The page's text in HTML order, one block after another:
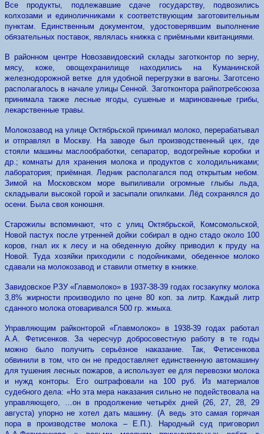
Все продукты, подлежавшие сдаче государству, подвозились
колхозами и единоличниками к соответствующим заготовительным
пунктам. Единственным документом, удостоверявшим выполнение
обязательных поставок, являлась книжка с приёмными квитанциями.
В районном центре Новозавидовский склады заготконтор по зерну,
мясу, коже, овощехранилище находились на Куманинской
железнодорожной ветке для удобной перегрузки в вагоны. Заготсено
располагалось в начале улицы Сенной. Заготконтора райпотребсоюза
принимала также лесные ягоды, сушеные и маринованные грибы,
лекарственные травы.
Молокозавод на улице Октябрьской принимал молоко, перерабатывал
и отправлял в Москву. На заводе был производственный цех, где
стояли машины маслообработки, сепаратор, водогрейные коробки и
др.; комнаты для хранения молока и продуктов с холодильниками;
лаборатория; приёмная. Ледник располагался под открытым небом.
Зимой на Московском море выпиливали огромные глыбы льда,
складывали высокой горой и засыпали опилками. Лёд сохранялся до
осени. Была своя конюшня.
Старожилы вспоминают, что с улиц Октябрьской, Комсомольской,
Новой пастух после утренней дойки собирал в одно стадо около 100
коров, гнал их к лесу и на обеденную дойку приводил к пруду на
Новой. Туда хозяйки приходили с подойниками, обеденное молоко
сдавали на молокозавод и ставили отметку в книжке.
Завидовское РЗУ «Главмолоко» в 1937-38-39 годах госзакупку молока
3,8% жирности производило по цене 80 коп. за литр. Каждый литр
сданного молока отоваривался 500 гр. жмыха.
Управляющим райконторой «Главмолоко» в 1938-39 годах работал
А.А. Фетисенков. За чересчур добросовестную работу в те годы
можно было получить серьёзное наказание. Так, Фетисенкова
обвинили в том, что он не предоставляет единственную автомашину
для тушения лесных пожаров, а использует ее для перевозки молока
и нужд конторы. Его оштрафовали на 100 руб. Из материалов
судебного дела: «Но эта мера наказания сильно не подействовала на
управляющего, …он в продолжение четырёх дней (26, 27, 28, 29
августа) упорно не хотел дать машину. (А ведь это самая горячая
пора в производстве молока – Е.П.). Народный суд приговорил